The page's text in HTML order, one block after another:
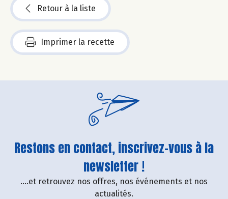
Retour à la liste
Imprimer la recette
Restons en contact, inscrivez-vous à la
newsletter !
....et retrouvez nos offres, nos événements et nos
actualités.